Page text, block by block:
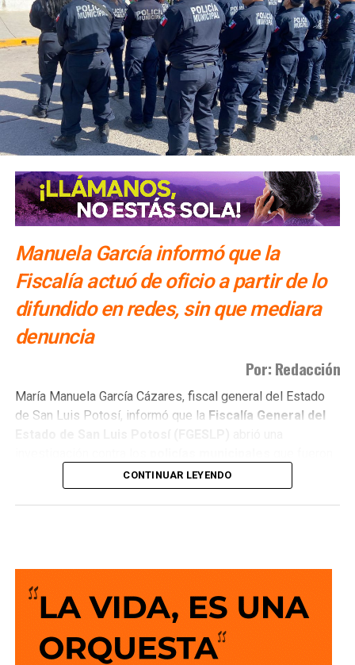
El número exacto de paquetes vendidos o apartados por
las agencias solo se conocerá al cierre de la temporada,
dijo Alonso.
También lee:Gallardo arranca operativo de seguridad para
Fenapo 2026
Manuela García informó que la
Fiscalía actuó de oficio a partir de lo
difundido en redes, sin que mediara
denuncia
Por: Redacción
María Manuela García Cázares, fiscal general del Estado
de San Luis Potosí, informó que la Fiscalía General del
captados en cámara en un sitio que las autoridades tienen
identificado comopunto de venta de drogas.
ser cuestionada sobre el caso.
García Cázares planteó que el eje de la revisión será
determinar la conducta de los elementos en ese punto:
qué acción realizaban y por qué se detuvieron ahí.
CONTINUAR LEYENDO